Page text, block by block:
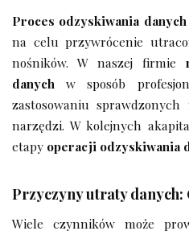
Proces odzyskiwania danych
na celu przywrócenie
nośników. W naszej firmie
danych w sposób
zastosowaniu
narzędzi. W kolejnych
etapy operacji odzyskiwania
Przyczyny utraty danych:
Wiele czynników może